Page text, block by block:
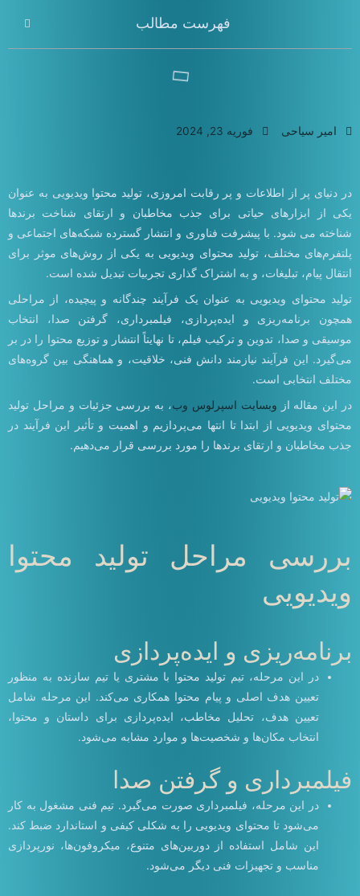
فهرست مطالب
امیر سیاحی فوریه 23, 2024
در دنیای پر از اطلاعات و پر رقابت امروزی، تولید محتوا ویدیویی به عنوان
یکی از ابزارهای حیاتی برای جذب مخاطبان و ارتقای شناخت برندها
شناخته می شود. با پیشرفت فناوری و انتشار گسترده شبکه‌های اجتماعی و
پلتفرم‌های مختلف، تولید محتوای ویدیویی به یکی از روش‌های موثر برای
انتقال پیام، تبلیغات، و به اشتراک گذاری تجربیات تبدیل شده است.
تولید محتوای ویدیویی به عنوان یک فرآیند چندگانه و پیچیده، از مراحلی
همچون برنامه‌ریزی و ایده‌پردازی، فیلمبرداری، گرفتن صدا، انتخاب
موسیقی و صدا، تدوین و ترکیب فیلم، تا نهایتاً انتشار و توزیع محتوا را در بر
می‌گیرد. این فرآیند نیازمند دانش فنی، خلاقیت، و هماهنگی بین گروه‌های
مختلف انتخابی است.
در این مقاله از وبسایت اسپرلوس وب، به بررسی جزئیات و مراحل تولید
محتوای ویدیویی از ابتدا تا انتها می‌پردازیم و اهمیت و تأثیر این فرآیند در
جذب مخاطبان و ارتقای برندها را مورد بررسی قرار می‌دهیم.
بررسی مراحل تولید محتوا
ویدیویی
برنامه‌ریزی و ایده‌پردازی
در این مرحله، تیم تولید محتوا با مشتری یا تیم سازنده به منظور
تعیین هدف اصلی و پیام محتوا همکاری می‌کند. این مرحله شامل
تعیین هدف، تحلیل مخاطب، ایده‌پردازی برای داستان و محتوا،
انتخاب مکان‌ها و شخصیت‌ها و موارد مشابه می‌شود.
فیلمبرداری و گرفتن صدا
در این مرحله، فیلمبرداری صورت می‌گیرد. تیم فنی مشغول به کار
می‌شود تا محتوای ویدیویی را به شکلی کیفی و استاندارد ضبط کند.
این شامل استفاده از دوربین‌های متنوع، میکروفون‌ها، نورپردازی
مناسب و تجهیزات فنی دیگر می‌شود.